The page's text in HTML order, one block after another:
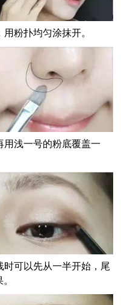
粉扑均匀涂抹开。
用浅一号的粉底覆盖一
时可以先从一半开始，尾